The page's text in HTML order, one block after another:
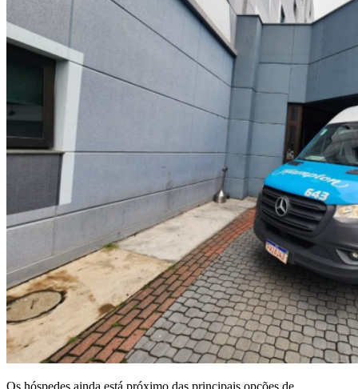
Os hóspedes ainda está próximo das principais opções de